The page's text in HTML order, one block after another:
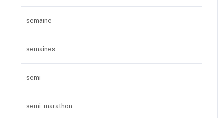
semaine
semaines
semi
semi marathon